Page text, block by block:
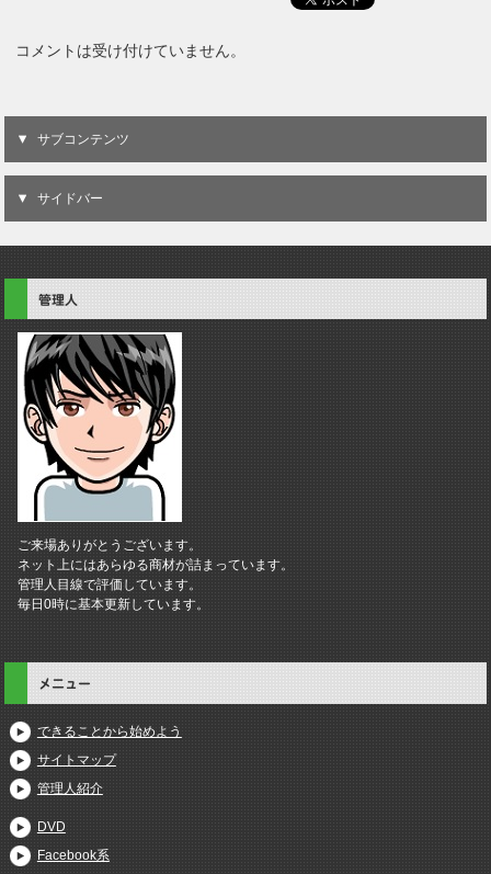
コメントは受け付けていません。
サブコンテンツ
サイドバー
管理人
ご来場ありがとうございます。
ネット上にはあらゆる商材が詰まっています。
管理人目線で評価しています。
毎日0時に基本更新しています。
メニュー
できることから始めよう
サイトマップ
管理人紹介
DVD
Facebook系